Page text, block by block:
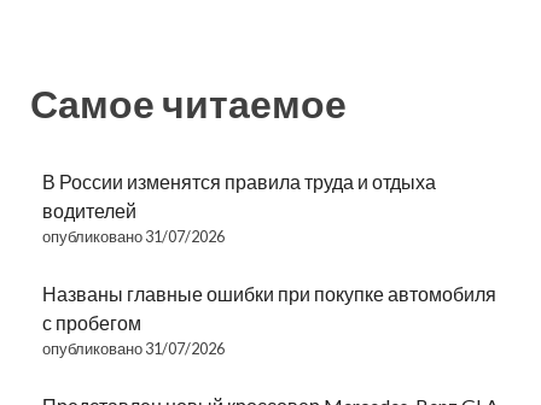
Самое читаемое
В России изменятся правила труда и отдыха
водителей
опубликовано 31/07/2026
Названы главные ошибки при покупке автомобиля
с пробегом
опубликовано 31/07/2026